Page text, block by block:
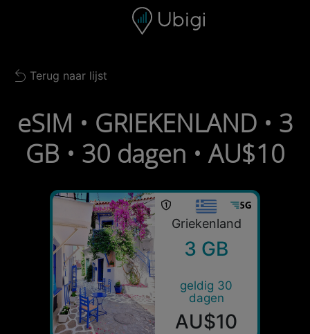
Navigatiebalk Voettekst
Back to list
Terug naar lijst
eSIM • GRIEKENLAND • 3
GB • 30 dagen • AU$10
Griekenland
3 GB
geldig 30
dagen
AU$10